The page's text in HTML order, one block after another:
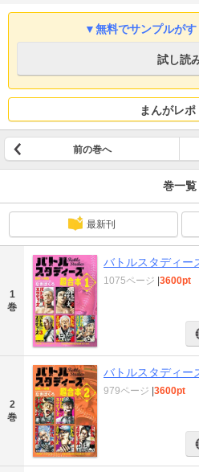
▼無料でサンプルが
試し読
まんがレポ
前の巻へ
巻一覧
最新刊
1
巻
バトルスタディー
1075ページ 3600pt
2
巻
バトルスタディー
979ページ 3600pt